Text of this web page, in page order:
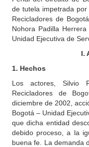
de tutela impetrada
Recicladores de
Nohora Padilla
Unidad Ejecutiva de
I.
1. Hechos
Los actores, Silvio
Recicladores de
diciembre de 2002,
Bogotá – Unidad
que dicha entidad
debido proceso, a la
buena fe. La demanda